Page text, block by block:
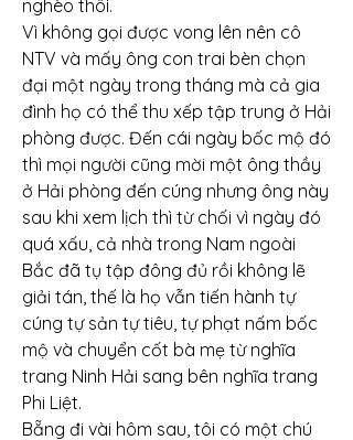
nghèo thôi.
Vì không gọi được vong lên nên cô
NTV và mấy ông con trai bèn chọn
đại một ngày trong tháng mà cả gia
đình họ có thể thu xếp tập trung ở Hải
phòng được. Đến cái ngày bốc mộ đó
thì mọi người cũng mời một ông thầy
ở Hải phòng đến cúng nhưng ông này
sau khi xem lịch thì từ chối vì ngày đó
quá xấu, cả nhà trong Nam ngoài
Bắc đã tụ tập đông đủ rồi không lẽ
giải tán, thế là họ vẫn tiến hành tự
cúng tự sản tự tiêu, tự phạt nấm bốc
mộ và chuyển cốt bà mẹ từ nghĩa
trang Ninh Hải sang bên nghĩa trang
Phi Liệt.
Bẵng đi vài hôm sau, tôi có một chú